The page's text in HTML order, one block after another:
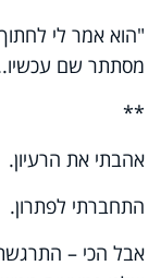
"הוא אמר לי
מסתתר שם
**
אהבתי את הרעיון.
התחברתי לפתרון.
אבל הכי –